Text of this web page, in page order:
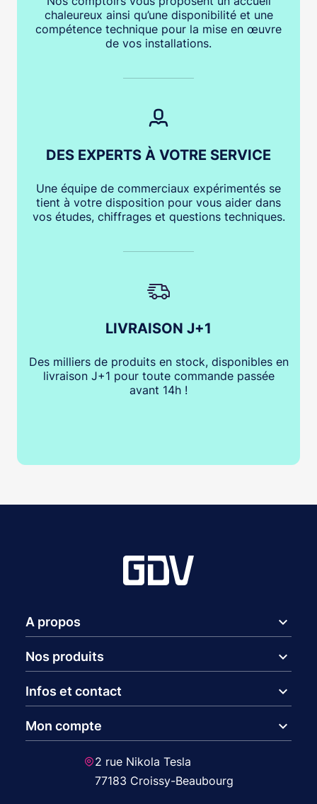
chaleureux ainsi qu’une disponibilité et une
compétence technique pour la mise en œuvre
de vos installations.
DES EXPERTS À VOTRE SERVICE
Une équipe de commerciaux expérimentés se
tient à votre disposition pour vous aider dans
vos études, chiffrages et questions techniques.
LIVRAISON J+1
Des milliers de produits en stock, disponibles en
livraison J+1 pour toute commande passée
avant 14h !
A propos expand_more
Nos produits expand_more
Infos et contact expand_more
Mon compte expand_more
2 rue Nikola Tesla
77183 Croissy-Beaubourg